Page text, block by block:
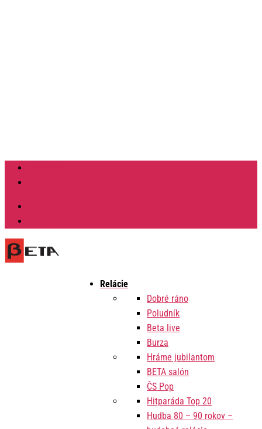
Relácie
Dobré ráno
Poludník
Beta live
Burza
Hráme jubilantom
BETA salón
ČS Pop
Hitparáda Top 20
Hudba 80 – 90 rokov –